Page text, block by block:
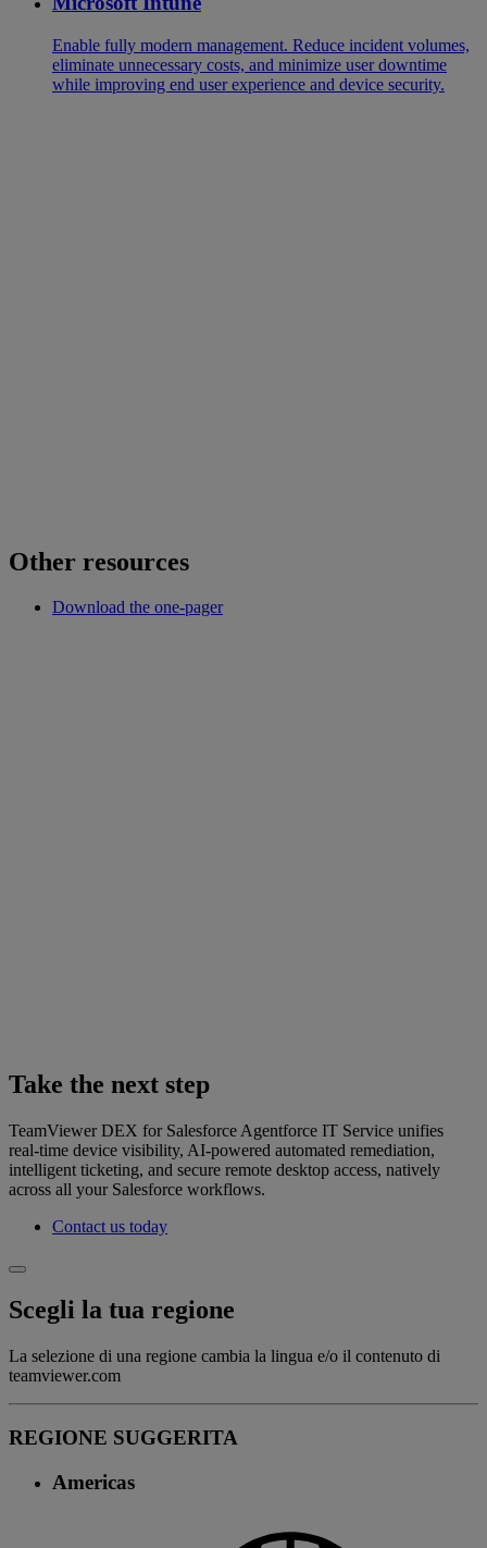
Enable fully modern management. Reduce incident volumes,
eliminate unnecessary costs, and minimize user downtime
while improving end user experience and device security.
Other resources
Download the one-pager
Take the next step
TeamViewer DEX for Salesforce Agentforce IT Service unifies
real‑time device visibility, AI-powered automated remediation,
intelligent ticketing, and secure remote desktop access, natively
across all your Salesforce workflows.
Contact us today
Scegli la tua regione
La selezione di una regione cambia la lingua e/o il contenuto di
teamviewer.com
REGIONE SUGGERITA
Americas